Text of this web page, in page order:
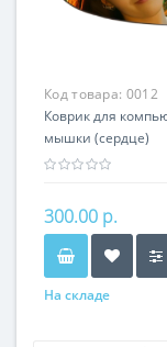
Код товара: 0012
Коврик для
мышки (сердце)
300.00 р.
На складе